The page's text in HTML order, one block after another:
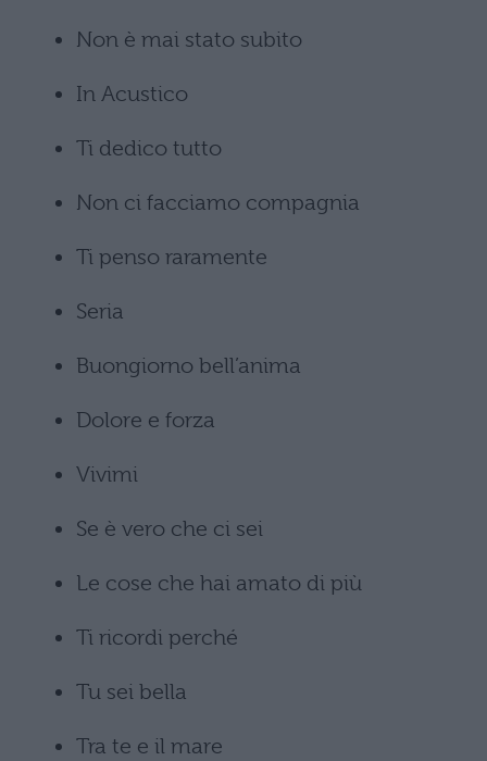
Non è mai stato subito
In Acustico
Ti dedico tutto
Non ci facciamo compagnia
Ti penso raramente
Seria
Buongiorno bell’anima
Dolore e forza
Vivimi
Se è vero che ci sei
Le cose che hai amato di più
Ti ricordi perché
Tu sei bella
Tra te e il mare